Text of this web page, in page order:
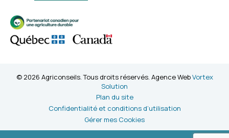
© 2026 Agriconseils. Tous droits réservés. Agence WebVortex
Solution
Plan du site
Confidentialité et conditions d’utilisation
Gérer mes Cookies